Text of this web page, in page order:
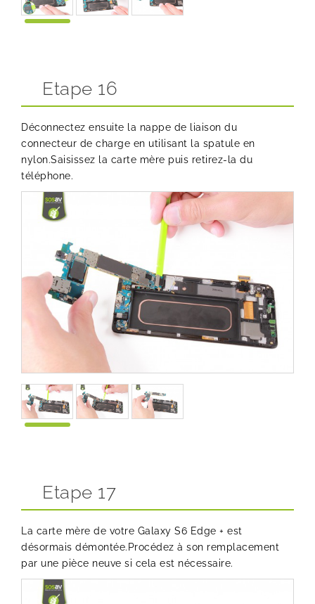
Etape 16
Déconnectez ensuite la nappe de liaison du
connecteur de charge en utilisant la spatule en
nylon.Saisissez la carte mère puis retirez-la du
téléphone.
Etape 17
La carte mère de votre Galaxy S6 Edge + est
désormais démontée.Procédez à son remplacement
par une pièce neuve si cela est nécessaire.